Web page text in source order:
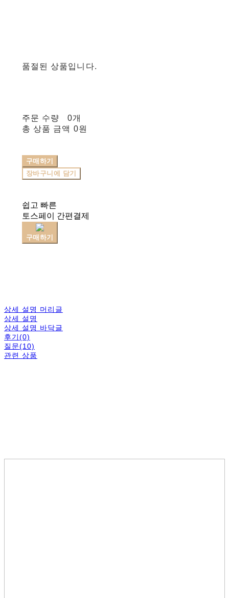
품절된 상품입니다.
주문 수량
0개
총 상품 금액 0원
구매하기
장바구니에 담기
쉽고 빠른
토스페이 간편결제
구매하기
상세 설명 머리글
상세 설명
상세 설명 바닥글
후기(0)
질문(10)
관련 상품